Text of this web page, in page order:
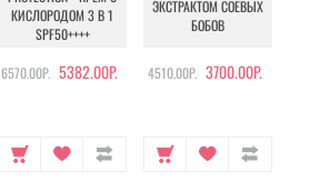
КИСЛОРОДОМ 3 В 1
SPF50++++
6570.00Р. 5382.00Р.
ЭКСТРАКТОМ СОЕВЫХ
БОБОВ
4510.00Р. 3700.00Р.